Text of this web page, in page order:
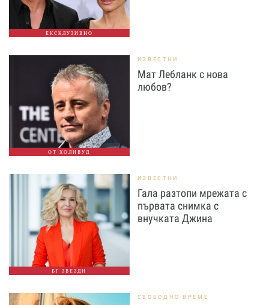
ЕКСКЛУЗИВНО
ОТ ХОЛИВУД
ИЗВЕСТНИ
Мат Лебланк с нова
любов?
БГ ЗВЕЗДИ
ИЗВЕСТНИ
Гала разтопи мрежата с
първата снимка с
внучката Джина
СВОБОДНО ВРЕМЕ